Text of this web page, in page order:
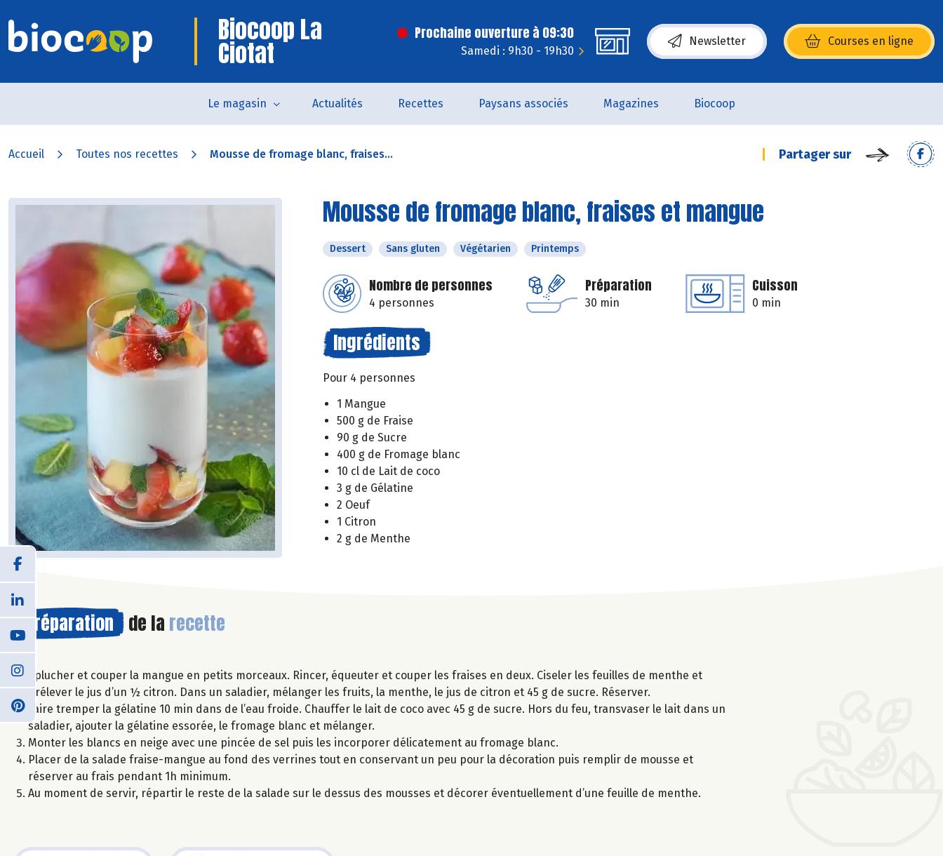
Biocoop La
Ciotat
Prochaine ouverture à 09:30
Samedi : 9h30 - 19h30
Newsletter Courses en ligne
(s’ouvre dans une nouvelle fenêtre)
Le magasin Actualités Recettes Paysans associés Magazines Biocoop
Accueil Toutes nos recettes Mousse de fromage blanc, fraises... Partager sur
Mousse de fromage blanc, fraises et mangue
Dessert Sans gluten Végétarien Printemps
Nombre de personnes
4 personnes
Préparation
30 min
Cuisson
0 min
Ingrédients
Pour 4 personnes
1 Mangue
500 g de Fraise
90 g de Sucre
400 g de Fromage blanc
10 cl de Lait de coco
3 g de Gélatine
2 Oeuf
1 Citron
2 g de Menthe
Préparation de la recette
Eplucher et couper la mangue en petits morceaux. Rincer, équeuter et couper les fraises en deux. Ciseler les feuilles de menthe et
prélever le jus d’un ½ citron. Dans un saladier, mélanger les fruits, la menthe, le jus de citron et 45 g de sucre. Réserver.
Faire tremper la gélatine 10 min dans de l’eau froide. Chauffer le lait de coco avec 45 g de sucre. Hors du feu, transvaser le lait dans un
saladier, ajouter la gélatine essorée, le fromage blanc et mélanger.
Monter les blancs en neige avec une pincée de sel puis les incorporer délicatement au fromage blanc.
Placer de la salade fraise-mangue au fond des verrines tout en conservant un peu pour la décoration puis remplir de mousse et
réserver au frais pendant 1h minimum.
Au moment de servir, répartir le reste de la salade sur le dessus des mousses et décorer éventuellement d’une feuille de menthe.